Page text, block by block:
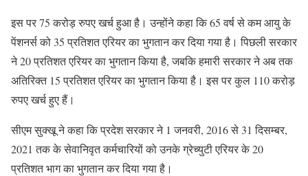
इस पर 75 करोड़ रुपए खर्च हुआ है। उन्होंने कहा कि 65 वर्ष से कम आयु के
पेंशनर्स को 35 प्रतिशत एरियर का भुगतान कर दिया गया है। पिछली सरकार
ने 20 प्रतिशत एरियर का भुगतान किया है, जबकि हमारी सरकार ने अब तक
अतिरिक्त 15 प्रतिशत एरियर का भुगतान किया है। इस पर कुल 110 करोड़
रुपए खर्च हुए हैं।
सीएम सुक्खू ने कहा कि प्रदेश सरकार ने 1 जनवरी, 2016 से 31 दिसम्बर,
2021 तक के सेवानिवृत कर्मचारियों को उनके ग्रेच्युटी एरियर के 20
प्रतिशत भाग का भुगतान कर दिया गया है।